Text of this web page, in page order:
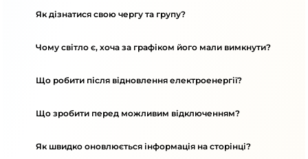
Як дізнатися свою чергу та групу?
Чому світло є, хоча за графіком його мали вимкнути?
Що робити після відновлення електроенергії?
Що зробити перед можливим відключенням?
Як швидко оновлюється інформація на сторінці?